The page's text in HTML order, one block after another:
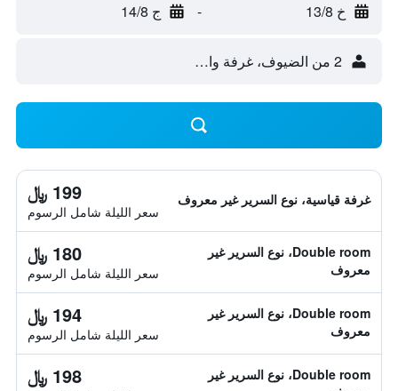
خ 13/8 - ج 14/8
2 من الضيوف، غرفة واحدة
غرفة قياسية، نوع السرير غير معروف 199 ﷼
سعر الليلة شامل الرسوم
Double room، نوع السرير غير
معروف
180 ﷼
سعر الليلة شامل الرسوم
Double room، نوع السرير غير
معروف
194 ﷼
سعر الليلة شامل الرسوم
Double room، نوع السرير غير
198 ﷼